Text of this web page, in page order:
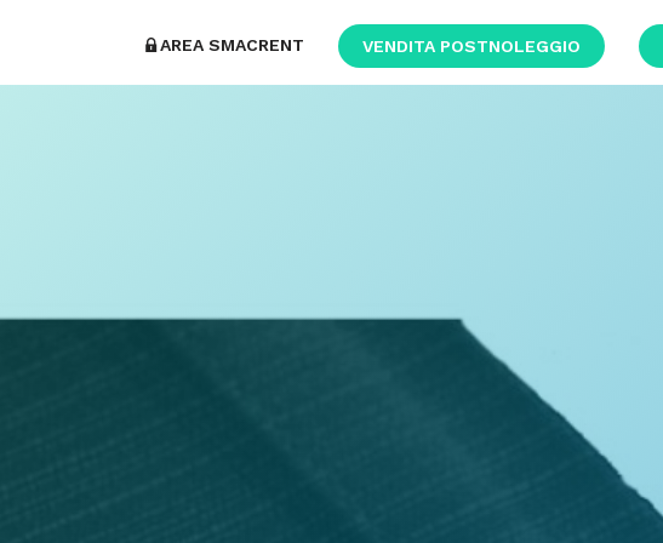
AREA SMACRENT VENDITA POSTNOLEGGIO